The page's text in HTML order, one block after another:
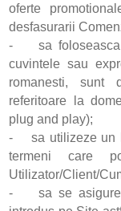
oferte
desfasurarii
- sa foloseasca
cuvintele sau
romanesti, sunt
referitoare la
plug and play);
- sa utilizeze un
termeni care
Utilizator/Client/
- sa se asigure